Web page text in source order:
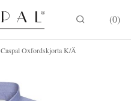
0
Caspal Oxfordskjorta K/Ä